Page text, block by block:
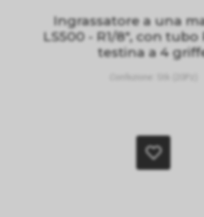
Ingrassatore a una
LS500 - R1/8", con tubo
testina a 4